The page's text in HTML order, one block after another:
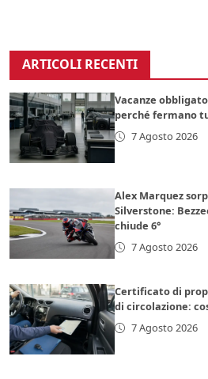
ARTICOLI RECENTI
Vacanze
perché fermano
7 Agosto 2026
Alex Marquez
Silverstone:
chiude 6°
7 Agosto 2026
Certificato di
di circolazione:
7 Agosto 2026